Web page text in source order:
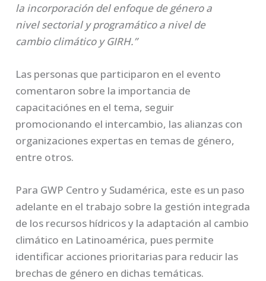
la incorporación del enfoque de género a
nivel sectorial y programático a nivel de
cambio climático y GIRH.”
Las personas que participaron en el evento
comentaron sobre la importancia de
capacitaciónes en el tema, seguir
promocionando el intercambio, las alianzas con
organizaciones expertas en temas de género,
entre otros.
Para GWP Centro y Sudamérica, este es un paso
adelante en el trabajo sobre la gestión integrada
de los recursos hídricos y la adaptación al cambio
climático en Latinoamérica, pues permite
identificar acciones prioritarias para reducir las
brechas de género en dichas temáticas.